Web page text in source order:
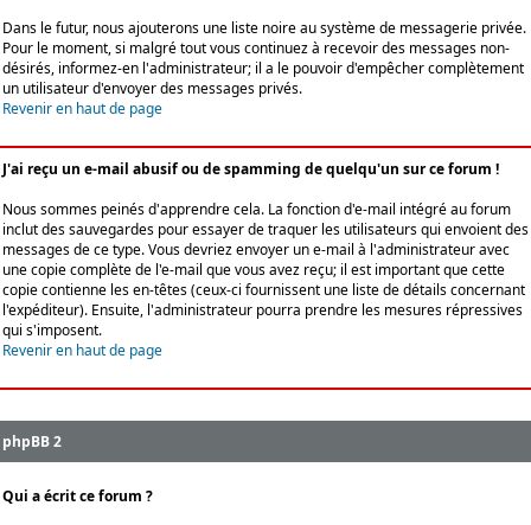
Dans le futur, nous ajouterons une liste noire au système de messagerie privée.
Pour le moment, si malgré tout vous continuez à recevoir des messages non-
désirés, informez-en l'administrateur; il a le pouvoir d'empêcher complètement
un utilisateur d'envoyer des messages privés.
Revenir en haut de page
J'ai reçu un e-mail abusif ou de spamming de quelqu'un sur ce forum !
Nous sommes peinés d'apprendre cela. La fonction d'e-mail intégré au forum
inclut des sauvegardes pour essayer de traquer les utilisateurs qui envoient des
messages de ce type. Vous devriez envoyer un e-mail à l'administrateur avec
une copie complète de l'e-mail que vous avez reçu; il est important que cette
copie contienne les en-têtes (ceux-ci fournissent une liste de détails concernant
l'expéditeur). Ensuite, l'administrateur pourra prendre les mesures répressives
qui s'imposent.
Revenir en haut de page
phpBB 2
Qui a écrit ce forum ?